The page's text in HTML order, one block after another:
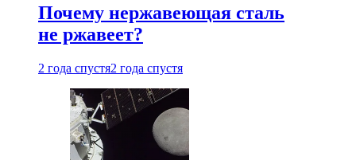
Почему нержавеющая сталь
не ржавеет?
2 года спустя2 года спустя